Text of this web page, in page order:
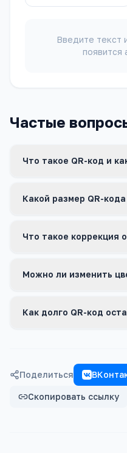
Введите текст
появится
Частые
Что такое QR-код и
Какой размер QR-
Что такое коррекция
Можно ли изменить
Как долго QR-код
Поделиться
Скопировать ссылку